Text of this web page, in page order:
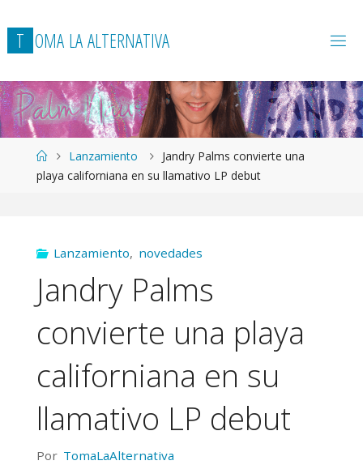
T OMA LAALTERNATIVA
Página
de
Lanzamiento
Jandry Palms convierte una
playa californiana en su llamativo LP debut
Lanzamiento, novedades
Jandry Palms
convierte una playa
californiana en su
llamativo LP debut
Por TomaLaAlternativa